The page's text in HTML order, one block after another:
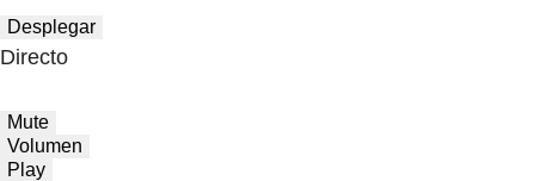
Desplegar
Directo
Mute
Volumen
Play